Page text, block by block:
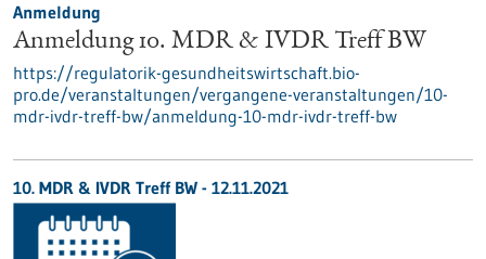
Anmeldung
Anmeldung 10. MDR & IVDR Treff BW
https://regulatorik-gesundheitswirtschaft.bio-
pro.de/veranstaltungen/vergangene-veranstaltungen/10-
mdr-ivdr-treff-bw/anmeldung-10-mdr-ivdr-treff-bw
10. MDR & IVDR Treff BW - 12.11.2021